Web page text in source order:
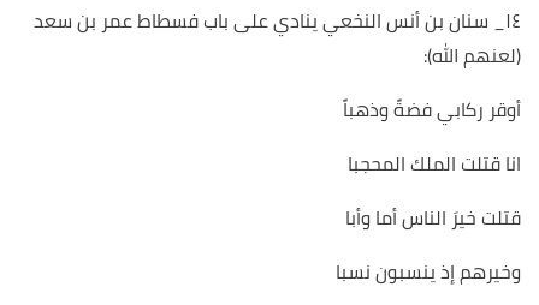
١٤_ سنان بن أنس النخعي ينادي على باب فسطاط عمر بن سعد
(لعنهم الله):
أوقر ركابي فضةً وذهباً
انا قتلت الملك المحجبا
قتلت خيرَ الناس أما وأبا
وخيرهم إذ ينسبون نسبا